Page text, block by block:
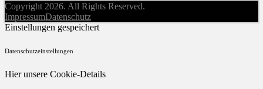
Copyright 2026. All Rights Reserved.
ImpressumDatenschutz
Einstellungen gespeichert
Datenschutzeinstellungen
Hier unsere Cookie-Details